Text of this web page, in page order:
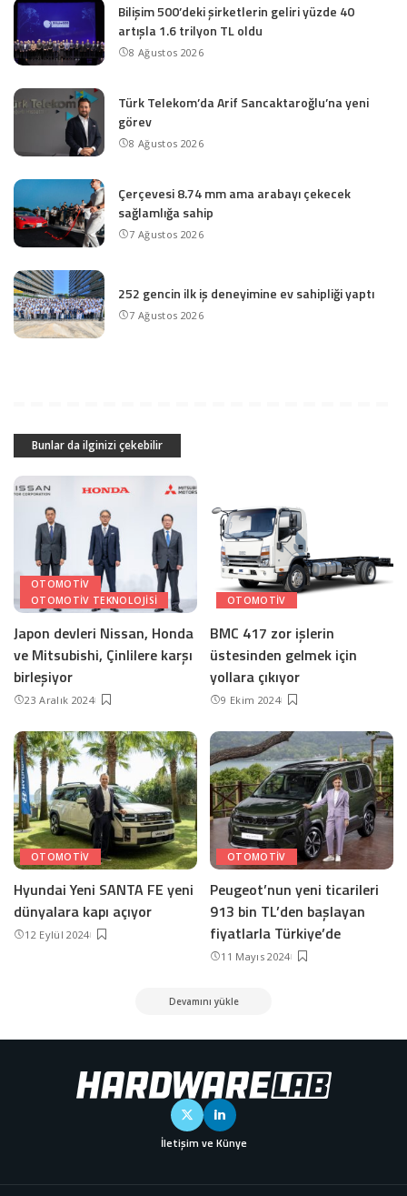
Bilişim 500’deki şirketlerin geliri yüzde 40
artışla 1.6 trilyon TL oldu
8 Ağustos 2026
Türk Telekom’da Arif Sancaktaroğlu’na yeni
görev
8 Ağustos 2026
Çerçevesi 8.74 mm ama arabayı çekecek
sağlamlığa sahip
7 Ağustos 2026
252 gencin ilk iş deneyimine ev sahipliği yaptı
7 Ağustos 2026
Bunlar da ilginizi çekebilir
OTOMOTIV
OTOMOTIV TEKNOLOJISI
Japon devleri Nissan, Honda
ve Mitsubishi, Çinlilere karşı
birleşiyor
23 Aralık 2024
OTOMOTIV
BMC 417 zor işlerin
üstesinden gelmek için
yollara çıkıyor
9 Ekim 2024
OTOMOTIV
Hyundai Yeni SANTA FE yeni
dünyalara kapı açıyor
12 Eylül 2024
OTOMOTIV
Peugeot’nun yeni ticarileri
913 bin TL’den başlayan
fiyatlarla Türkiye’de
11 Mayıs 2024
Devamını yükle
İletişim ve Künye